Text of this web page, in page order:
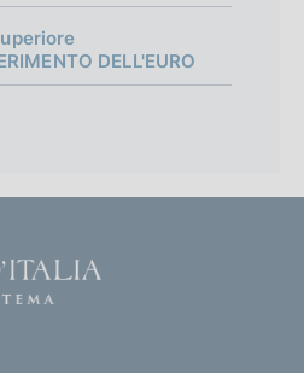
DELL'EURO